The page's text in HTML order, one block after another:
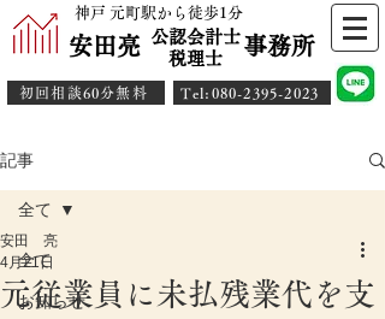
神戸 元町駅から徒歩1分
安田亮 事務所
公認会計士
​税理士
初回相談60分無料 ​Tel:080-2395-2023
記事
全て
お知らせ
全て
元従業員に未払残業代を支
安田 亮
4月21日